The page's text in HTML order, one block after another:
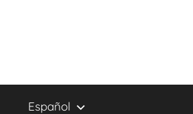
Español